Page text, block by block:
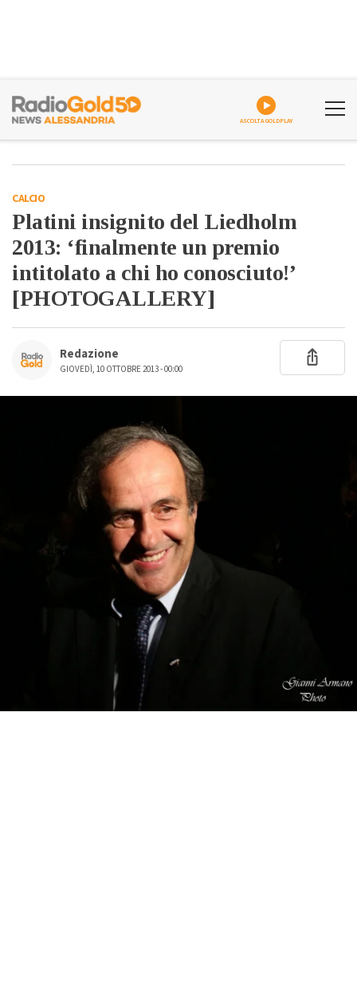
ASCOLTA GOLDPLAY
CALCIO
Platini insignito del Liedholm
2013: ‘finalmente un premio
intitolato a chi ho conosciuto!’
[PHOTOGALLERY]
Redazione
GIOVEDÌ, 10 OTTOBRE 2013 - 00:00